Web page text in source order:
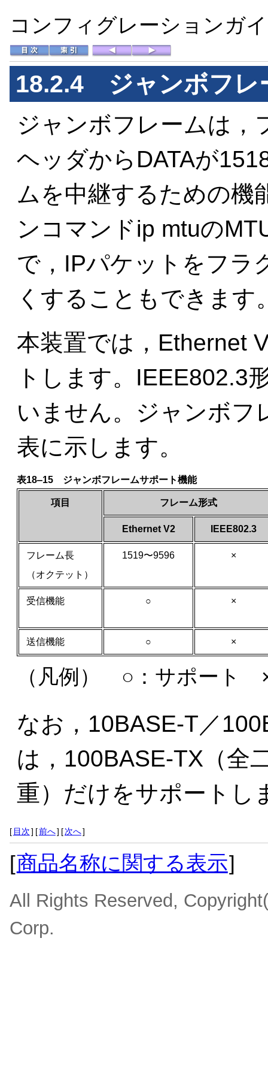
コンフィグレーションガ
18.2.4 ジャンボフレ
ジャンボフレームは，
ヘッダからDATAが
ムを中継するための機
ンコマンドip mtuの
で，IPパケットをフラ
くすることもできます
本装置では，Ethernet
トします。IEEE802.3
いません。ジャンボフ
表に示します。
表18‒15 ジャンボフレームサポート機能
項目 フレーム形式
Ethernet V2 IEEE802.3
フレーム長
（オクテット）
1519〜9596 ×
受信機能 ○ ×
送信機能 ○ ×
（凡例） ○：サポート
なお，10BASE-T／
は，100BASE-TX（全
重）だけをサポートし
[ 目次] [前へ] [次へ]
[商品名称に関する表示]
All Rights Reserved,
Corp.